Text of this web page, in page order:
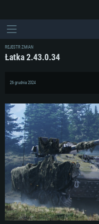
REJESTR ZMIAN
Łatka 2.43.0.34
26 grudnia 2024